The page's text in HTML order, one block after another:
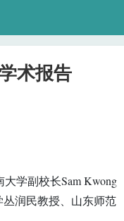
术报告
学副校长Sam Kwong
润民教授、山东师范